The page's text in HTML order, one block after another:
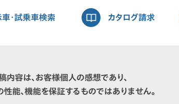
・試乗車検索 カタログ請求
内容は、お客様個人の感想であり、
能、機能を保証するものではありません。